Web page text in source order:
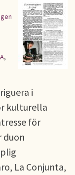
,
i
kulturella
för
duon
La Conjunta,